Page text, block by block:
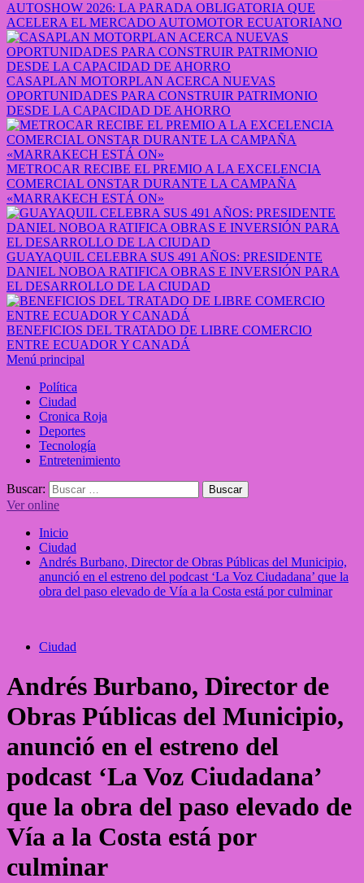
AUTOSHOW 2026: LA PARADA OBLIGATORIA QUE
ACELERA EL MERCADO AUTOMOTOR ECUATORIANO
CASAPLAN MOTORPLAN ACERCA NUEVAS
OPORTUNIDADES PARA CONSTRUIR PATRIMONIO
DESDE LA CAPACIDAD DE AHORRO
METROCAR RECIBE EL PREMIO A LA EXCELENCIA
COMERCIAL ONSTAR DURANTE LA CAMPAÑA
«MARRAKECH ESTÁ ON»
GUAYAQUIL CELEBRA SUS 491 AÑOS: PRESIDENTE
DANIEL NOBOA RATIFICA OBRAS E INVERSIÓN PARA
EL DESARROLLO DE LA CIUDAD
BENEFICIOS DEL TRATADO DE LIBRE COMERCIO
ENTRE ECUADOR Y CANADÁ
Menú principal
Política
Ciudad
Cronica Roja
Deportes
Tecnología
Entretenimiento
Buscar:
Ver online
Inicio
Ciudad
Andrés Burbano, Director de Obras Públicas del Municipio,
anunció en el estreno del podcast ‘La Voz Ciudadana’ que la
obra del paso elevado de Vía a la Costa está por culminar
Ciudad
Andrés Burbano, Director de
Obras Públicas del Municipio,
anunció en el estreno del
podcast ‘La Voz Ciudadana’
que la obra del paso elevado de
Vía a la Costa está por
culminar